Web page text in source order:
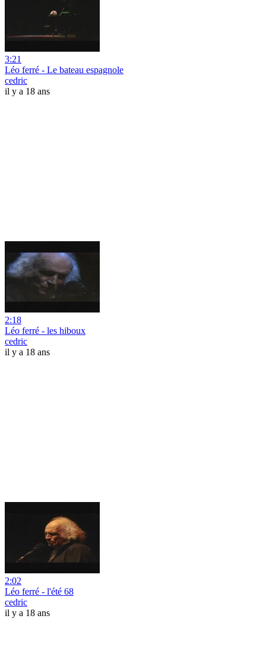
3:21
Léo ferré - Le bateau espagnole
cedric
il y a 18 ans
2:18
Léo ferré - les hiboux
cedric
il y a 18 ans
2:02
Léo ferré - l'été 68
cedric
il y a 18 ans